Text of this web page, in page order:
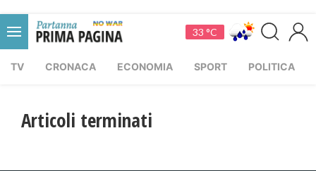
33 °C
TV CRONACA ECONOMIA SPORT POLITICA
Articoli terminati